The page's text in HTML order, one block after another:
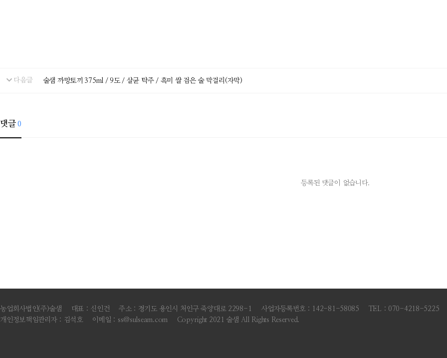
다음글 술샘 까망토끼 375ml / 9도 / 살균 탁주 / 흑미 쌀 검은 술 막걸리(자막)
댓글0
등록된 댓글이 없습니다.
농업회사법인(주)술샘 대표 : 신인건 주소 : 경기도 용인시 처인구 죽양대로 2298-1 사업자등록번호 : 142-81-58085
TEL : 070-4218-5225
개인정보책임관리자 : 김석호
이메일 : ss@sulseam.com Copyright 2021 술샘 All Rights Reserved.